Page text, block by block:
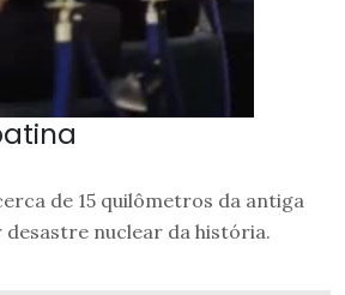
de 15 quilômetros da antiga
desastre nuclear da história.